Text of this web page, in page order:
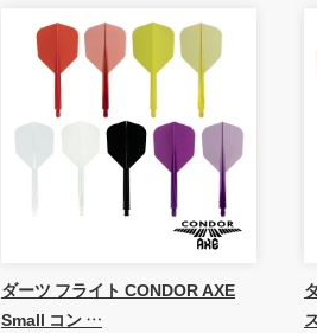
ダーツ フライト CONDOR AXE
Small コン …